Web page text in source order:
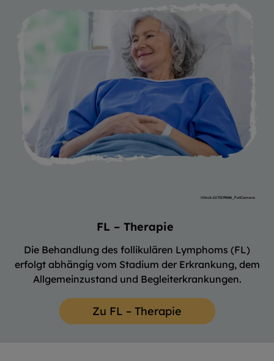
iStock-1073199686_FatCamera
FL – Therapie
Die Behandlung des follikulären Lymphoms (FL)
erfolgt abhängig vom Stadium der Erkrankung, dem
Allgemeinzustand und Begleiterkrankungen.
Zu FL – Therapie